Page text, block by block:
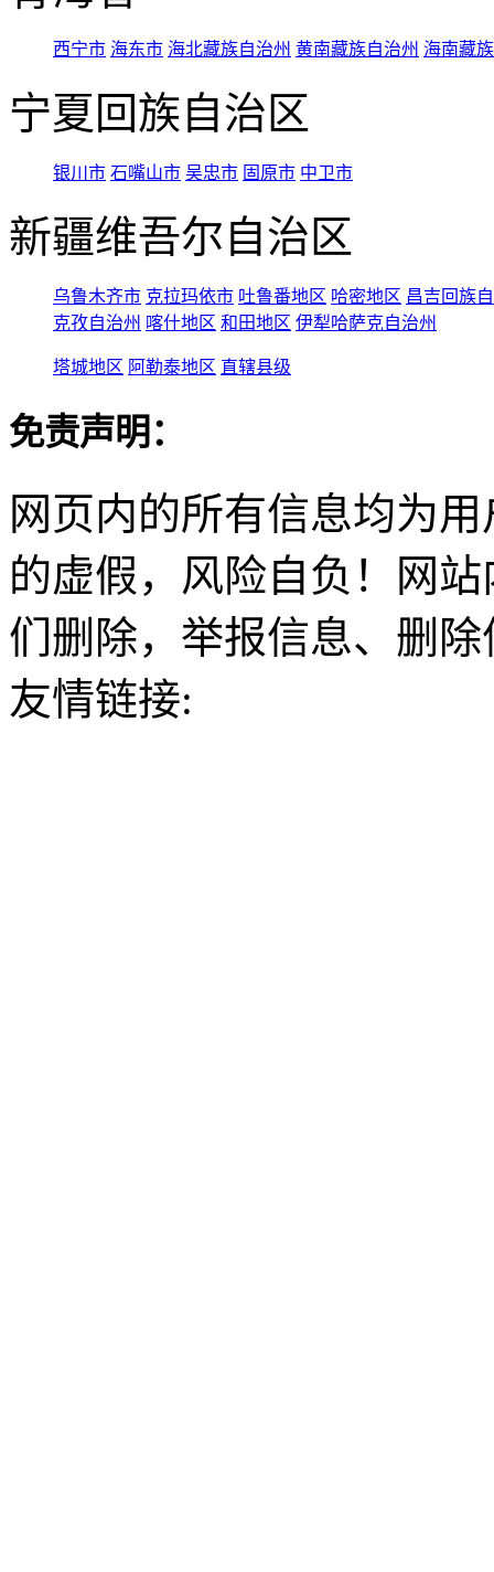
西宁市 海东市 海北藏族自治州 黄南藏族自治州 海南藏
宁夏回族自治区
银川市 石嘴山市 吴忠市 固原市 中卫市
新疆维吾尔自治区
乌鲁木齐市 克拉玛依市 吐鲁番地区 哈密地区 昌吉回族
克孜自治州 喀什地区 和田地区 伊犁哈萨克自治州
塔城地区 阿勒泰地区 直辖县级
免责声明：
网页内的所有信息均为
的虚假，风险自负！网
们删除，举报信息、删
友情链接: